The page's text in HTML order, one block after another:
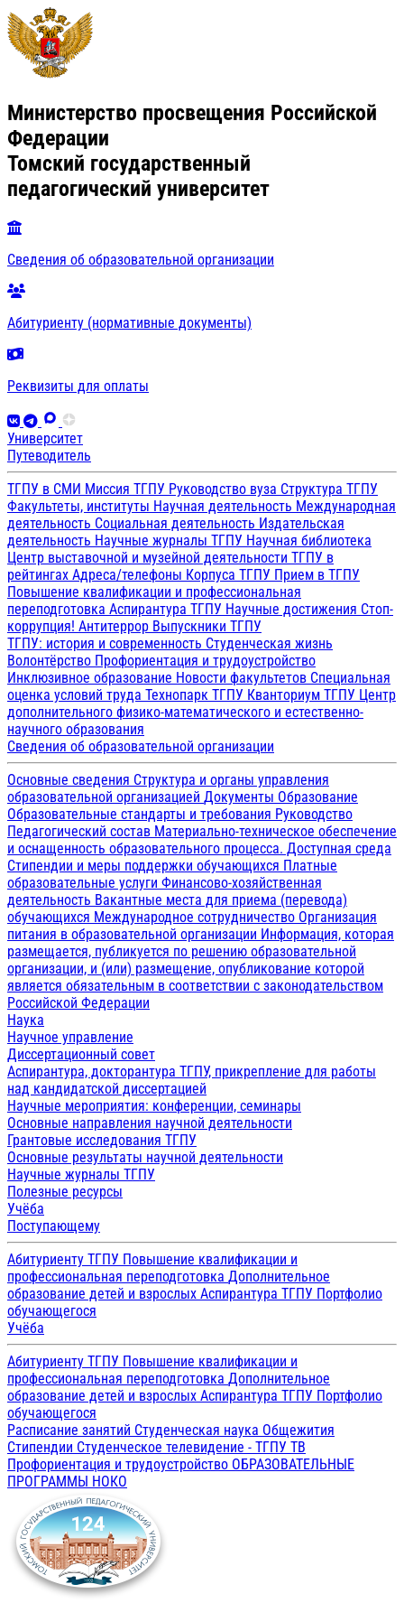
Министерство просвещения Российской
Федерации
Томский государственный
педагогический университет
Сведения об образовательной организации
Абитуриенту (нормативные документы)
Реквизиты для оплаты
Университет
Путеводитель
ТГПУ в СМИ Миссия ТГПУ Руководство вуза Структура ТГПУ
Факультеты, институты Научная деятельность Международная
деятельность Социальная деятельность Издательская
деятельность Научные журналы ТГПУ Научная библиотека
Центр выставочной и музейной деятельности ТГПУ в
рейтингах Адреса/телефоны Корпуса ТГПУ Прием в ТГПУ
Повышение квалификации и профессиональная
переподготовка Аспирантура ТГПУ Научные достижения Стоп-
коррупция! Антитеррор Выпускники ТГПУ
ТГПУ: история и современность Студенческая жизнь
Волонтёрство Профориентация и трудоустройство
Инклюзивное образование Новости факультетов Специальная
оценка условий труда Технопарк ТГПУ Кванториум ТГПУ Центр
дополнительного физико-математического и естественно-
научного образования
Сведения об образовательной организации
Основные сведения Структура и органы управления
образовательной организацией Документы Образование
Образовательные стандарты и требования Руководство
Педагогический состав Материально-техническое обеспечение
и оснащенность образовательного процесса. Доступная среда
Стипендии и меры поддержки обучающихся Платные
образовательные услуги Финансово-хозяйственная
деятельность Вакантные места для приема (перевода)
обучающихся Международное сотрудничество Организация
питания в образовательной организации Информация, которая
размещается, публикуется по решению образовательной
организации, и (или) размещение, опубликование которой
является обязательным в соответствии с законодательством
Российской Федерации
Наука
Научное управление
Диссертационный совет
Аспирантура, докторантура ТГПУ, прикрепление для работы
над кандидатской диссертацией
Научные мероприятия: конференции, семинары
Основные направления научной деятельности
Грантовые исследования ТГПУ
Основные результаты научной деятельности
Научные журналы ТГПУ
Полезные ресурсы
Учёба
Поступающему
Абитуриенту ТГПУ Повышение квалификации и
профессиональная переподготовка Дополнительное
образование детей и взрослых Аспирантура ТГПУ Портфолио
обучающегося
Учёба
Абитуриенту ТГПУ Повышение квалификации и
профессиональная переподготовка Дополнительное
образование детей и взрослых Аспирантура ТГПУ Портфолио
обучающегося
Расписание занятий Студенческая наука Общежития
Стипендии Студенческое телевидение - ТГПУ ТВ
Профориентация и трудоустройство ОБРАЗОВАТЕЛЬНЫЕ
ПРОГРАММЫ НОКО